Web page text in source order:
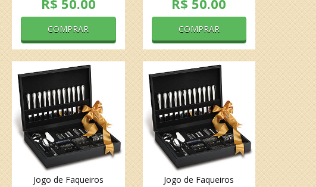
COMPRAR COMPRAR
Jogo de Faqueiros Jogo de Faqueiros